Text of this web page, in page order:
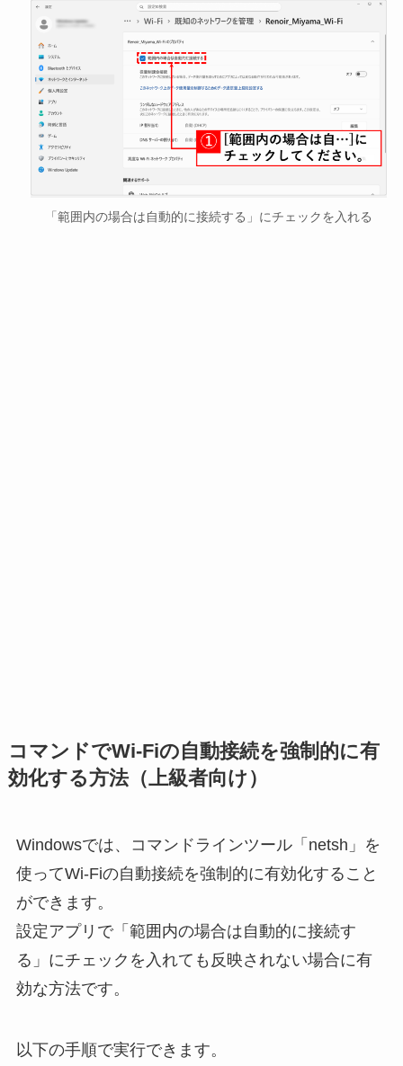
「範囲内の場合は自動的に接続する」にチェックを入れる
コマンドでWi-Fiの自動接続を強制的に有
効化する方法（上級者向け）
Windowsでは、コマンドラインツール「netsh」を
使ってWi-Fiの自動接続を強制的に有効化すること
ができます。
設定アプリで「範囲内の場合は自動的に接続す
る」にチェックを入れても反映されない場合に有
効な方法です。
以下の手順で実行できます。